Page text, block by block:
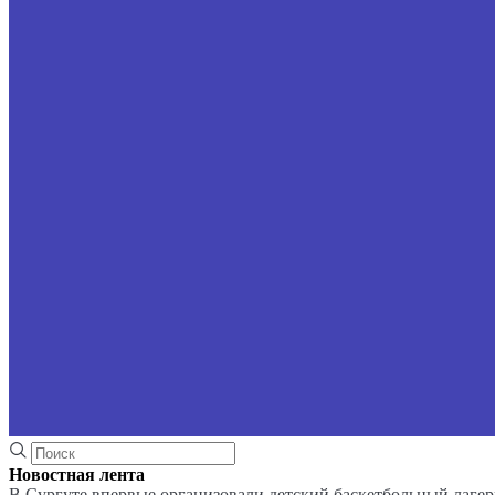
Новостная лента